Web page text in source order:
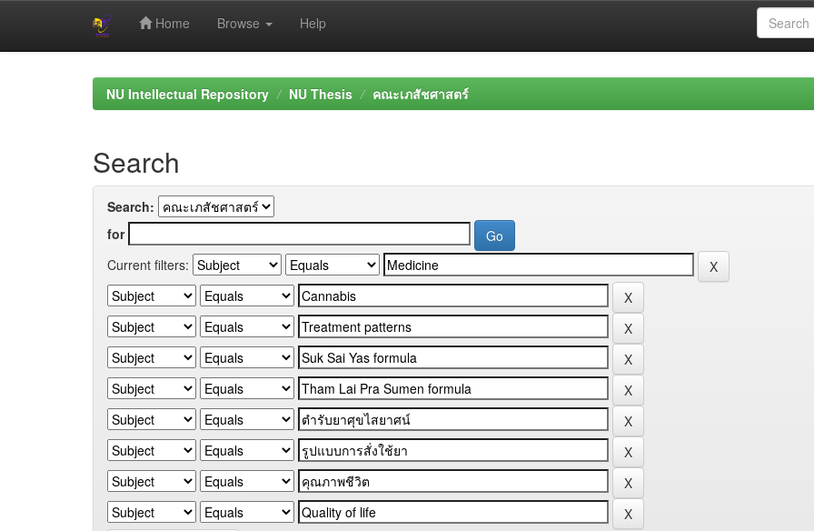
Home Browse Help
NU Intellectual Repository NU Thesis คณะเภสัชศาสตร์
Search
Search:
for
Current filters: